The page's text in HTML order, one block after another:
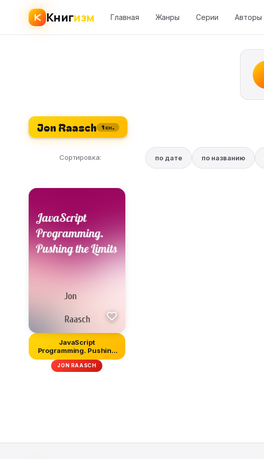
Книгизм Главная Жанры Серии Авторы
Jon Raasch 1 кн.
Сортировка: по дате по названию
JavaScript
Programming. Pushing
the Limits
JON RAASCH